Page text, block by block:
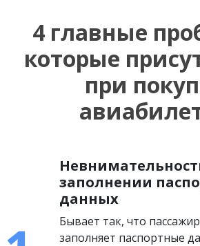
4 главные
которые
при
заполнении
данных
Бывает так, что
заполняет паспортные